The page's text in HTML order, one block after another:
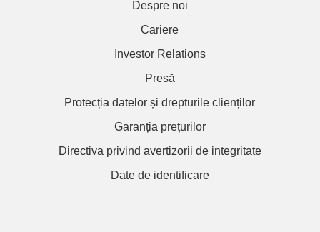
Despre noi
Cariere
Investor Relations
Presă
Protecția datelor și drepturile clienților
Garanția prețurilor
Directiva privind avertizorii de integritate
Date de identificare